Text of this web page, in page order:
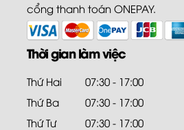
cổng thanh toán ONEPAY.
Thời gian làm việc
Thứ Hai
07:30 - 17:00
Thứ Ba
07:30 - 17:00
Thứ Tư
07:30 - 17:00